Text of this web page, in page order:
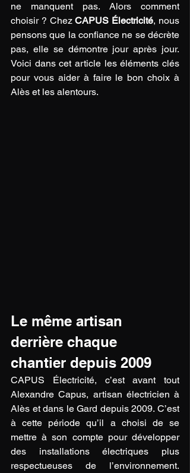
ne manquent pas. Alors comment
choisir ? Chez CAPUS Électricité, nous
pensons que la confiance ne se décrète
pas, elle se démontre jour après jour.
Voici dans cet article les éléments clés
pour vous aider à faire le bon choix à
Alès et les alentours.
Le même artisan
derrière chaque
chantier depuis 2009
CAPUS Électricité, c’est avant tout
Alexandre Capus, artisan électricien à
Alès et dans le Gard depuis 2009. C’est
à cette période qu’il a choisi de se
mettre à son compte pour développer
des installations électriques plus
respectueuses de l’environnement.